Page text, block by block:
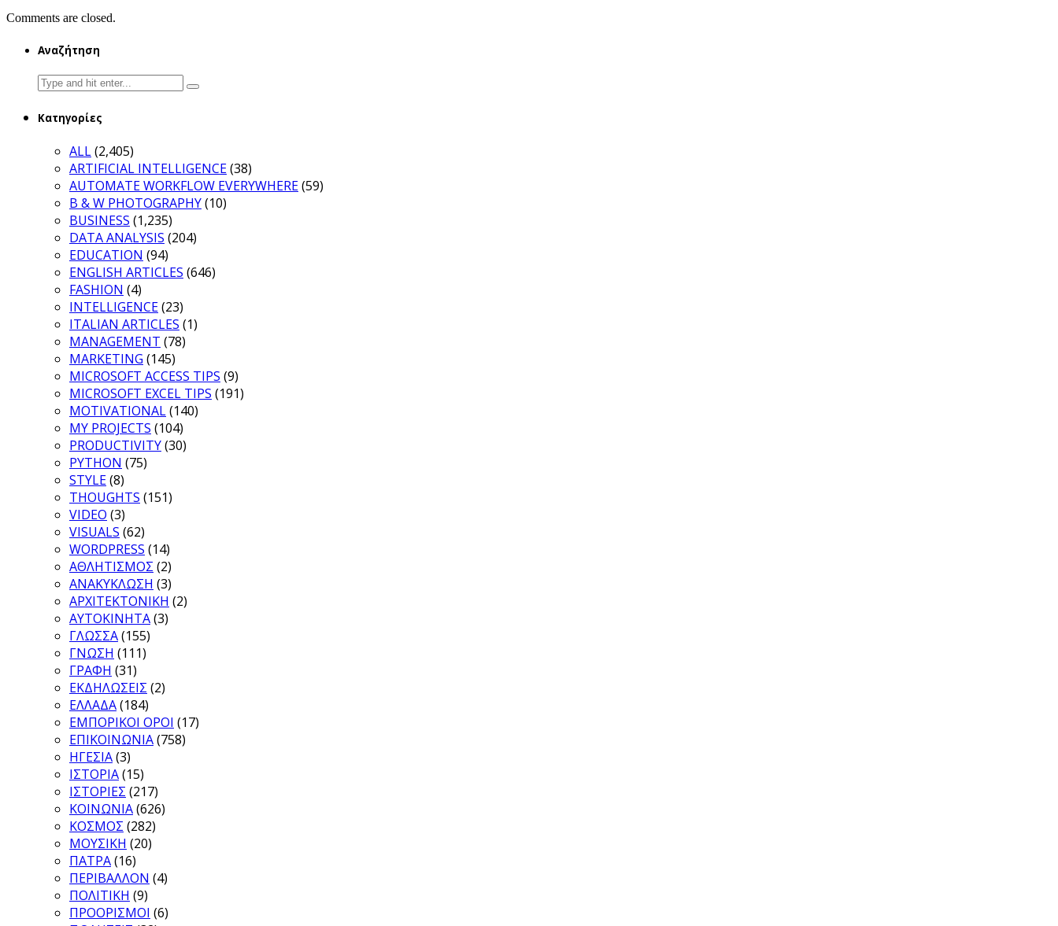
Comments are closed.
Αναζήτηση
Search
for:
Κατηγορίες
ALL(2,405)
ARTIFICIAL INTELLIGENCE(38)
AUTOMATE WORKFLOW EVERYWHERE(59)
B & W PHOTOGRAPHY(10)
BUSINESS (1,235)
DATA ANALYSIS (204)
EDUCATION (94)
ENGLISH ARTICLES (646)
FASHION (4)
INTELLIGENCE(23)
ITALIAN ARTICLES (1)
MANAGEMENT (78)
MARKETING (145)
MICROSOFT ACCESS TIPS (9)
MICROSOFT EXCEL TIPS (191)
MOTIVATIONAL(140)
MY PROJECTS (104)
PRODUCTIVITY(30)
PYTHON (75)
STYLE(8)
THOUGHTS (151)
VIDEO (3)
VISUALS (62)
WORDPRESS (14)
ΑΘΛΗΤΙΣΜΟΣ (2)
ΑΝΑΚΥΚΛΩΣΗ (3)
ΑΡΧΙΤΕΚΤΟΝΙΚΗ (2)
ΑΥΤΟΚΙΝΗΤΑ(3)
ΓΛΩΣΣΑ(155)
ΓΝΩΣΗ (111)
ΓΡΑΦΗ (31)
ΕΚΔΗΛΩΣΕΙΣ (2)
ΕΛΛΑΔΑ(184)
ΕΜΠΟΡΙΚΟΙ ΟΡΟΙ (17)
ΕΠΙΚΟΙΝΩΝΙΑ(758)
ΗΓΕΣΙΑ(3)
ΙΣΤΟΡΙΑ(15)
ΙΣΤΟΡΙΕΣ (217)
ΚΟΙΝΩΝΙΑ(626)
ΚΟΣΜΟΣ (282)
ΜΟΥΣΙΚΗ (20)
ΠΑΤΡΑ(16)
ΠΕΡΙΒΑΛΛΟΝ (4)
ΠΟΛΙΤΙΚΗ (9)
ΠΡΟΟΡΙΣΜΟΙ (6)